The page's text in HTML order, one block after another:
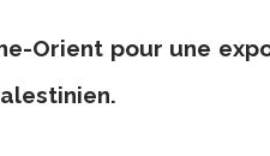
Orient pour une